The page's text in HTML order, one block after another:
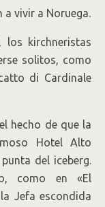
a vivir a Noruega.
los kirchneristas
solitos, como
di Cardinale
hecho de que la
Hotel Alto
del iceberg.
como en «El
Jefa escondida